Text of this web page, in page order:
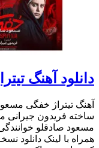
دانلود آهنگ
آهنگ تیتراژ خفگی
ساخته فریدون جیرانی
مسعود صادقلو
همراه با لینک دانلود